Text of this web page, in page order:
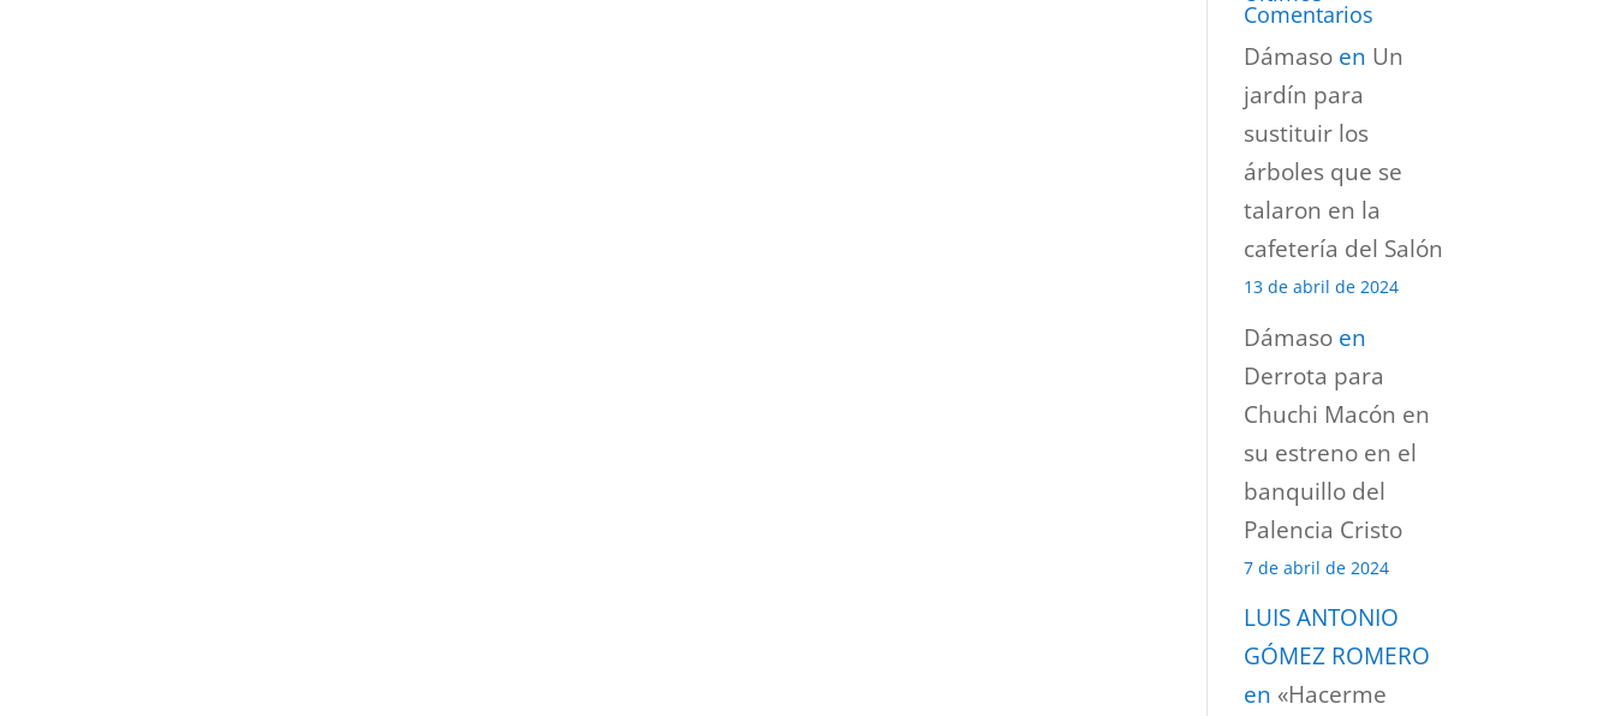
Comentarios
Dámaso en Un
jardín para
sustituir los
árboles que se
talaron en la
cafetería del Salón
13 de abril de 2024
Dámaso en
Derrota para
Chuchi Macón en
su estreno en el
banquillo del
Palencia Cristo
7 de abril de 2024
LUIS ANTONIO
GÓMEZ ROMERO
en «Hacerme